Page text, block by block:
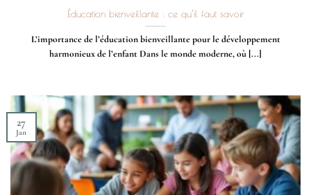
Éducation bienveillante : ce qu’il faut savoir
L’importance de l’éducation bienveillante pour le développement
harmonieux de l’enfant Dans le monde moderne, où [...]
27
Jan